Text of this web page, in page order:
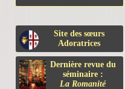
Site des sœurs
Adoratrices
Dernière revue du
séminaire :
La Romanité